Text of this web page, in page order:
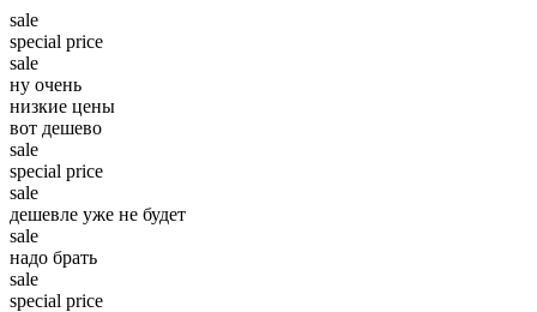
sale
special price
sale
ну очень
низкие цены
вот дешево
sale
special price
sale
дешевле уже не будет
sale
надо брать
sale
special price